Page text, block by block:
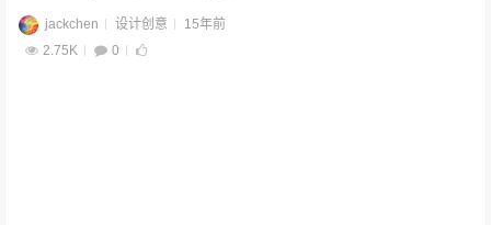
jackchen 设计创意
15年前
2.75K
0